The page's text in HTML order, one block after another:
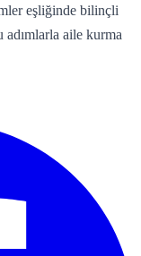
eşliğinde bilinçli
aile kurma